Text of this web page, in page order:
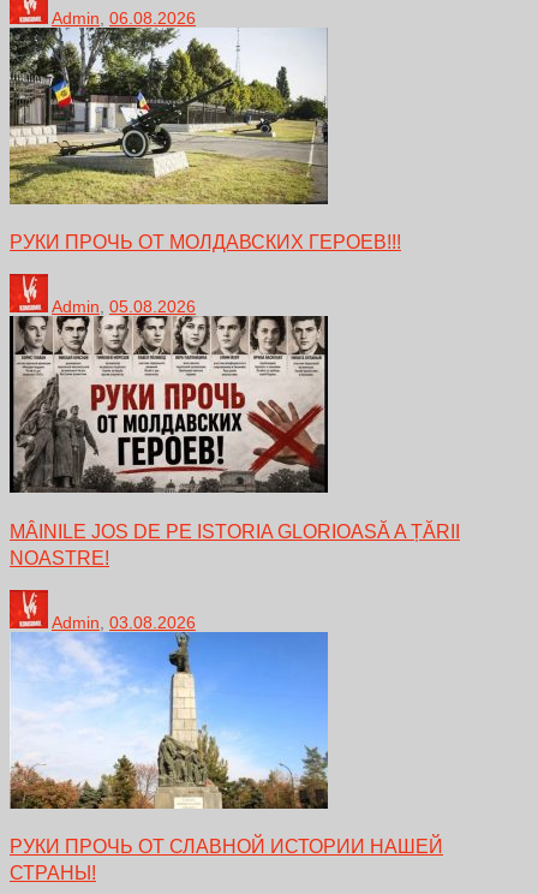
Admin 06.08.2026
РУКИ ПРОЧЬ ОТ МОЛДАВСКИХ ГЕРОЕВ!!!
Admin, 05.08.2026
MÂINILE JOS DE PE ISTORIA GLORIOASĂ A ȚĂRII
NOASTRE!
Admin 03.08.2026
РУКИ ПРОЧЬ ОТ СЛАВНОЙ ИСТОРИИ НАШЕЙ
СТРАНЫ!